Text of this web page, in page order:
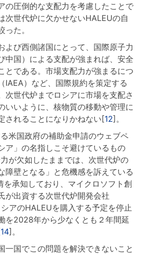
の圧倒的な支配力を考慮したことで
次世代炉に欠かせないHALEUの自
た。
び西側諸国にとって、国際原子力
中国）による支配が強まれば、安全
とである。市場支配力が強まるにつ
IAEA）など、国際規約を策定する
次世代炉までロシアに市場を支配さ
いいように、核物質の移動や管理に
されることになりかねない[12]。
米国政府の補助金申請のウェブペ
ア」の名指しこそ避けているもの
が欠如したままでは、次世代炉の
障壁となる」と危機感を訴えている
を承知しており、マイクロソフト創
が出資する次世代炉開発会社
アのHALEUを購入する予定を停止
を2028年から少なくとも２年間延
14]。
国でこの問題を解決できないこと